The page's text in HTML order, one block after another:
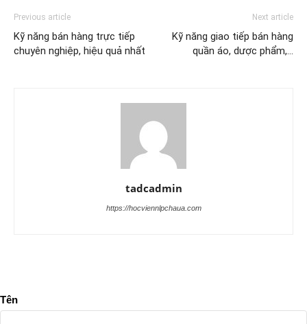
Previous article
Kỹ năng bán hàng trực tiếp
chuyên nghiệp, hiệu quả nhất
Next article
Kỹ năng giao tiếp bán hàng
quần áo, dược phẩm,…
tadcadmin
https://hocviennlpchaua.com
Tên